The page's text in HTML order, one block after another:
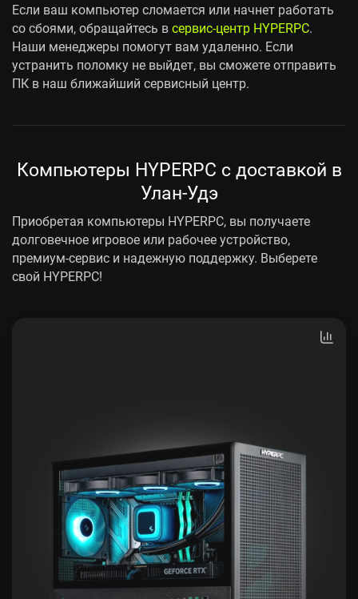
Если ваш компьютер сломается или начнет работать
со сбоями, обращайтесь всервис-центр HYPERPC.
Наши менеджеры помогут вам удаленно. Если
устранить поломку не выйдет, вы сможете отправить
ПК в наш ближайший сервисный центр.
Компьютеры HYPERPC с доставкой в
Улан-Удэ
Приобретая компьютеры HYPERPC, вы получаете
долговечное игровое или рабочее устройство,
премиум-сервис и надежную поддержку. Выберете
свой HYPERPC!